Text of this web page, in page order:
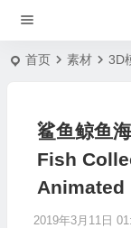
首页 素材 3D
鲨鱼鲸鱼
Fish
Animated
2019年3月11日